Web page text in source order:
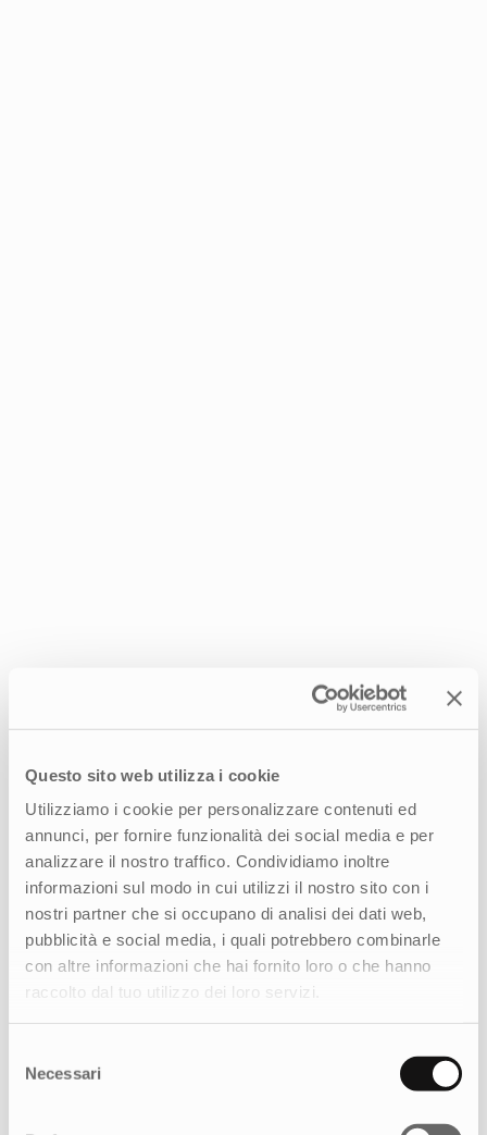
Questo sito web utilizza i cookie
Utilizziamo i cookie per personalizzare contenuti ed
annunci, per fornire funzionalità dei social media e per
analizzare il nostro traffico. Condividiamo inoltre
informazioni sul modo in cui utilizzi il nostro sito con i
nostri partner che si occupano di analisi dei dati web,
pubblicità e social media, i quali potrebbero combinarle
con altre informazioni che hai fornito loro o che hanno
raccolto dal tuo utilizzo dei loro servizi.
delNecessari